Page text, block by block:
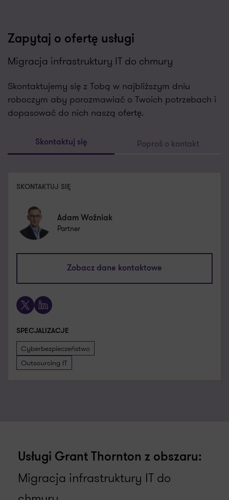
Zapytaj o ofertę usługi
Migracja infrastruktury IT do chmury
Skontaktujemy się z Tobą w najbliższym dniu
roboczym aby porozmawiać o Twoich potrzebach i
dopasować do nich naszą ofertę.
Skontaktuj się Poproś o kontakt
SKONTAKTUJ SIĘ
Adam Woźniak
Partner
Zobacz dane kontaktowe
X LinkedIn
SPECJALIZACJE
Cyberbezpieczeństwo
Outsourcing IT
Usługi Grant Thornton z obszaru:
Migracja infrastruktury IT do